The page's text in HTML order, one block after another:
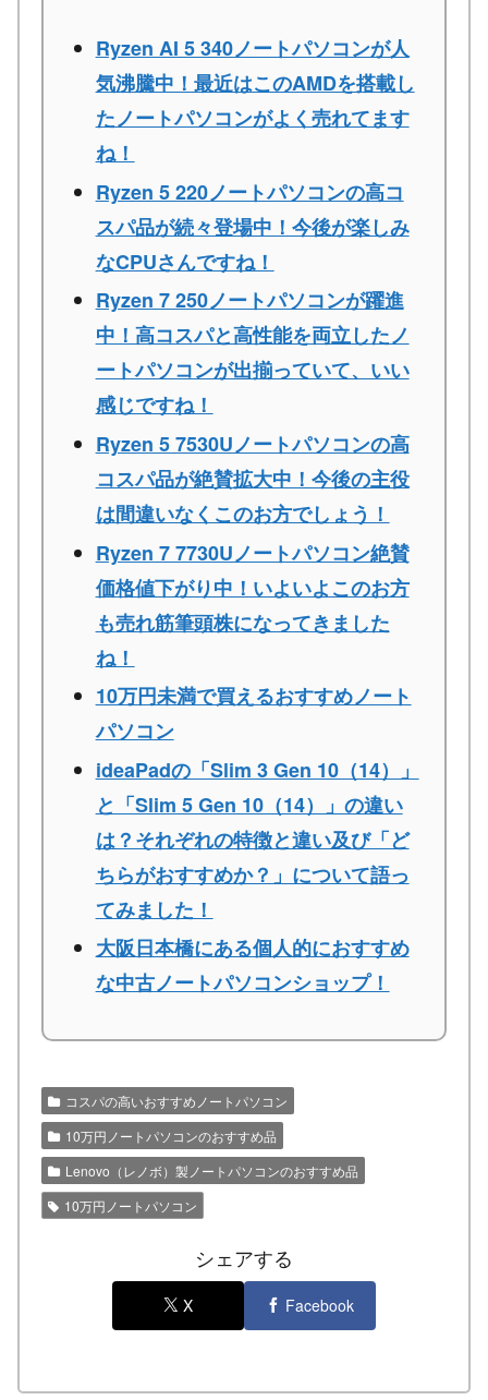
Ryzen AI 5 340ノートパソコンが人
気沸騰中！最近はこのAMDを搭載し
たノートパソコンがよく売れてます
ね！
Ryzen 5 220ノートパソコンの高コ
スパ品が続々登場中！今後が楽しみ
なCPUさんですね！
Ryzen 7 250ノートパソコンが躍進
中！高コスパと高性能を両立したノ
ートパソコンが出揃っていて、いい
感じですね！
Ryzen 5 7530Uノートパソコンの高
コスパ品が絶賛拡大中！今後の主役
は間違いなくこのお方でしょう！
Ryzen 7 7730Uノートパソコン絶賛
価格値下がり中！いよいよこのお方
も売れ筋筆頭株になってきました
ね！
10万円未満で買えるおすすめノート
パソコン
ideaPadの「Slim 3 Gen 10（14）」
と「Slim 5 Gen 10（14）」の違い
は？それぞれの特徴と違い及び「ど
ちらがおすすめか？」について語っ
てみました！
大阪日本橋にある個人的におすすめ
な中古ノートパソコンショップ！
コスパの高いおすすめノートパソコン
10万円ノートパソコンのおすすめ品
Lenovo（レノボ）製ノートパソコンのおすすめ品
10万円ノートパソコン
シェアする
X Facebook